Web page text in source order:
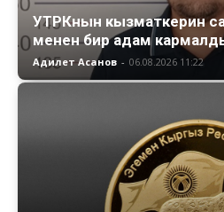
УТРКнын кызматкерин
менен бир адам
Адилет Асанов - 06.08.2026 11:22